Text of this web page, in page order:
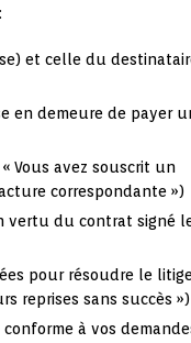
et celle du
en demeure de payer
Vous avez souscrit un
correspondante »)
vertu du contrat signé
pour résoudre le
reprises sans succès »)
à vos